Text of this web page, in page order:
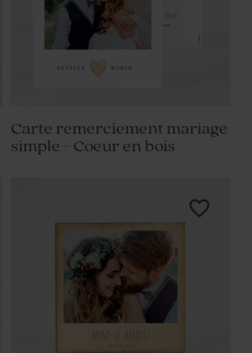
Carte remerciement mariage
simple - Coeur en bois